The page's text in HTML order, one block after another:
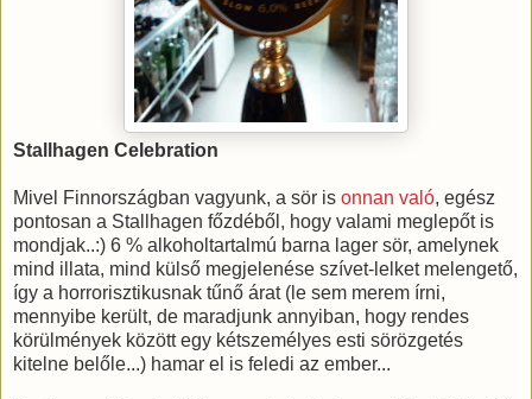
Stallhagen Celebration
Mivel Finnországban vagyunk, a sör is onnan való, egész
pontosan a Stallhagen főzdéből, hogy valami meglepőt is
mondjak..:) 6 % alkoholtartalmú barna lager sör, amelynek
mind illata, mind külső megjelenése szívet-lelket melengető,
így a horrorisztikusnak tűnő árat (le sem merem írni,
mennyibe került, de maradjunk annyiban, hogy rendes
körülmények között egy kétszemélyes esti sörözgetés
kitelne belőle...) hamar el is feledi az ember...